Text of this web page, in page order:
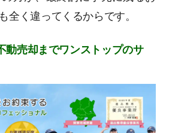
全く違ってくるからです。
動売却までワンストップのサ